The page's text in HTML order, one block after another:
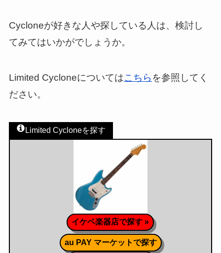
Cycloneが好きな人や探している人は、検討し
てみてはいかがでしょうか。
Limited Cycloneについてはこちら を参照してく
ださい。
Limited Cycloneを探す
イケベ楽器店で探す »
au PAY マーケットで探す